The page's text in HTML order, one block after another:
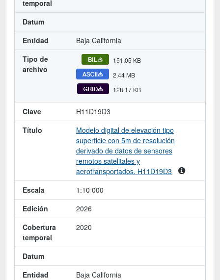
temporal
Datum
Entidad
Baja California
Tipo de
archivo
151.05 KB
2.44 MB
128.17 KB
Clave
H11D19D3
Título
Modelo digital de elevación tipo
superficie con 5m de resolución
derivado de datos de sensores
remotos satelitales y
aerotransportados. H11D19D3
Escala
1:10 000
Edición
2026
Cobertura
temporal
2020
Datum
Entidad
Baja California